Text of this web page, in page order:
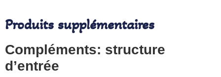
Produits supplémentaires
Compléments: structure
d’entrée